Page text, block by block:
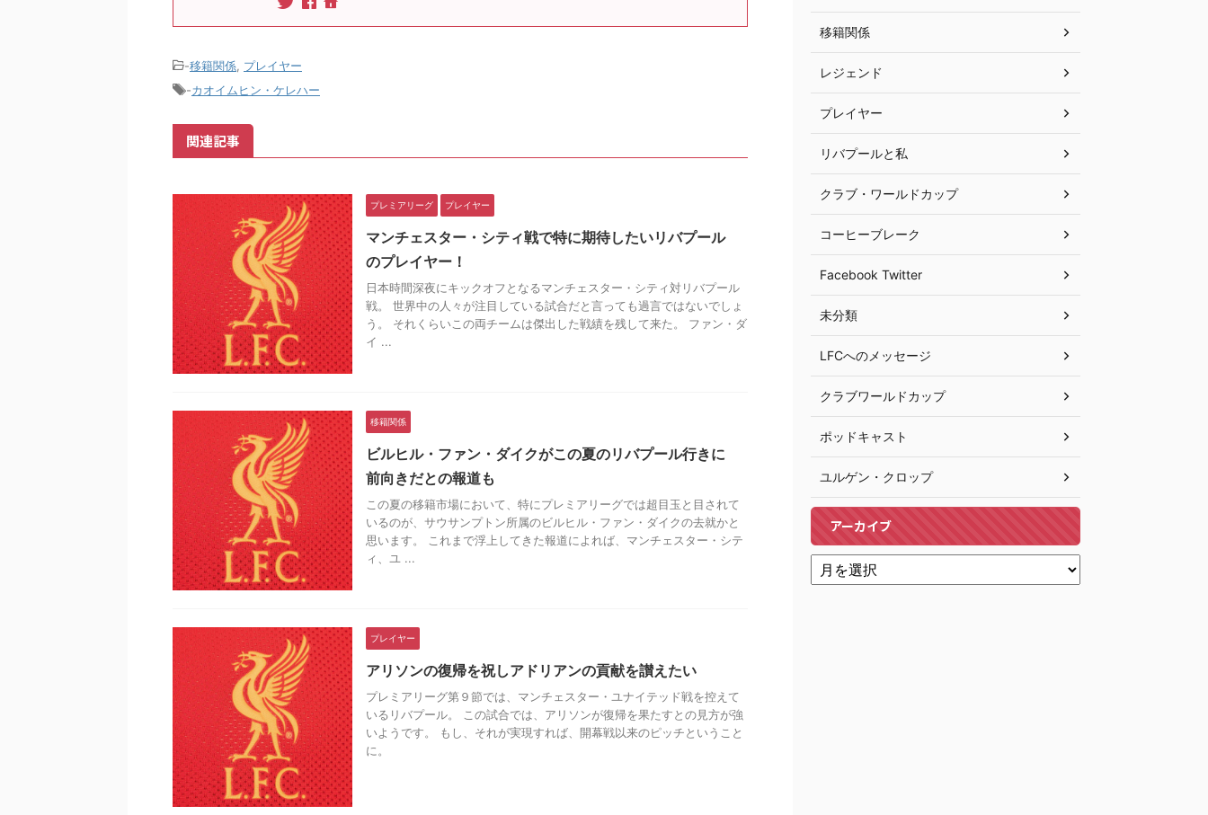
-移籍関係 プレイヤー
-カオイムヒン・ケレハー
関連記事
プレミアリーグ プレイヤー
マンチェスター・シティ戦で特に期待したいリバプール
のプレイヤー！
日本時間深夜にキックオフとなるマンチェスター・シティ対リバプール
戦。 世界中の人々が注目している試合だと言っても過言ではないでしょ
う。 それくらいこの両チームは傑出した戦績を残して来た。 ファン・ダ
イ ...
移籍関係
ビルヒル・ファン・ダイクがこの夏のリバプール行きに
前向きだとの報道も
この夏の移籍市場において、特にプレミアリーグでは超目玉と目されて
いるのが、サウサンプトン所属のビルヒル・ファン・ダイクの去就かと
思います。 これまで浮上してきた報道によれば、マンチェスター・シテ
ィ、ユ ...
プレイヤー
アリソンの復帰を祝しアドリアンの貢献を讃えたい
プレミアリーグ第９節では、マンチェスター・ユナイテッド戦を控えて
いるリバプール。 この試合では、アリソンが復帰を果たすとの見方が強
いようです。 もし、それが実現すれば、開幕戦以来のピッチということ
に。
移籍関係
レジェンド
プレイヤー
リバプールと私
クラブ・ワールドカップ
コーヒーブレーク
Facebook Twitter
未分類
LFCへのメッセージ
クラブワールドカップ
ポッドキャスト
ユルゲン・クロップ
アーカイブ